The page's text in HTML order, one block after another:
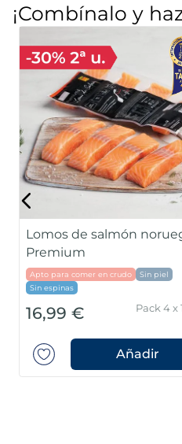
¡Combínalo y
Lomos de salmón
Premium
Apto para comer en crudo
Sin piel
Sin espinas
16,99 € Pack 4 x
Añadir